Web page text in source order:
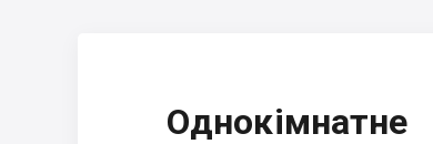
Однокімнатне